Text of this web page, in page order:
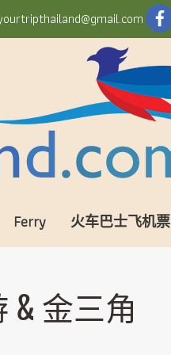
Ferry 火车巴士飞机票
& 金三角